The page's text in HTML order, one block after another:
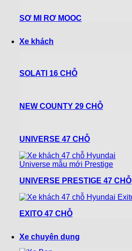
SƠ MI RƠ MOOC
Xe khách
SOLATI 16 CHỖ
NEW COUNTY 29 CHỖ
UNIVERSE 47 CHỖ
UNIVERSE PRESTIGE 47 CHỖ
EXITO 47 CHỖ
Xe chuyên dụng